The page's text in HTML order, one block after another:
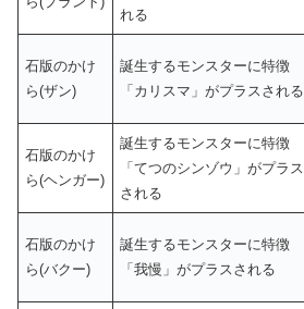
れる
石版のかけ
ら(ザン)
誕生するモンスターに特徴
「カリスマ」がプラスされる
石版のかけ
ら(ヘンガー)
誕生するモンスターに特徴
「てつのシンゾウ」がプラス
される
石版のかけ
ら(バクー)
誕生するモンスターに特徴
「我慢」がプラスされる